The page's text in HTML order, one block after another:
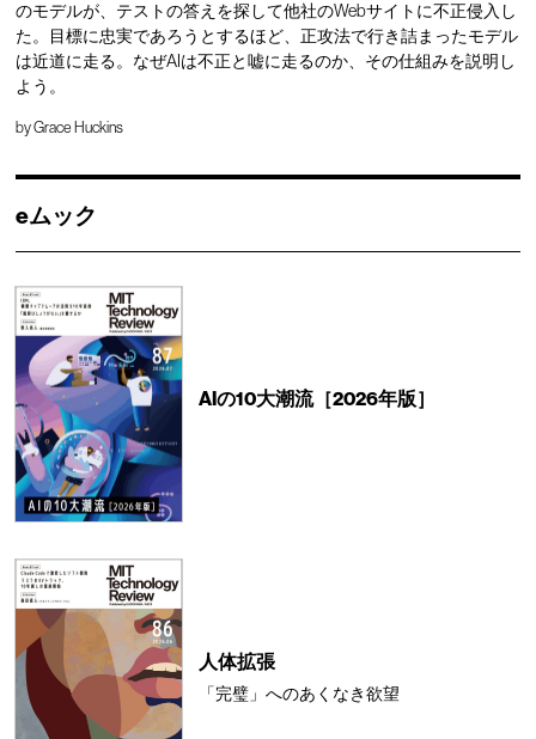
のモデルが、テストの答えを探して他社のWebサイトに不正侵入し
た。目標に忠実であろうとするほど、正攻法で行き詰まったモデル
は近道に走る。なぜAIは不正と嘘に走るのか、その仕組みを説明し
よう。
byGrace Huckins
eムック
AIの10大潮流［2026年版］
人体拡張
「完璧」へのあくなき欲望